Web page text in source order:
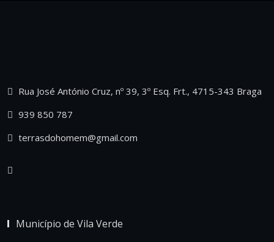
Rua José António Cruz, nº 39, 3º Esq. Frt., 4715-343 Braga
939 850 787
terrasdohomem@gmail.com
Município de Vila Verde